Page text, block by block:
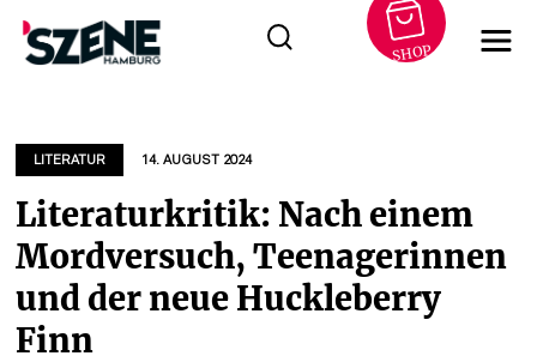
springen
SHOP
LITERATUR 14. AUGUST 2024
Literaturkritik: Nach einem
Mordversuch, Teenagerinnen
und der neue Huckleberry
Finn